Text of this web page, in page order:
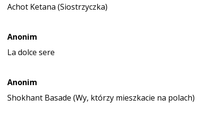
Achot Ketana (Siostrzyczka)
Anonim
La dolce sere
Anonim
Shokhant Basade (Wy, którzy mieszkacie na polach)